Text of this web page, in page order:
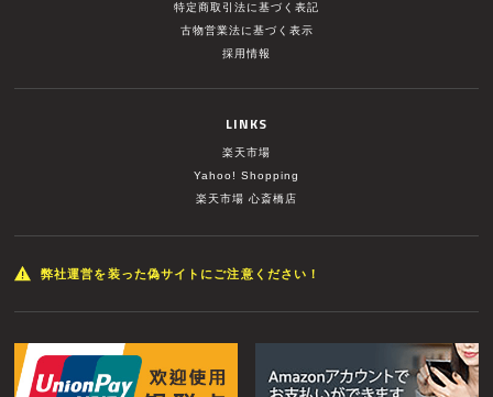
特定商取引法に基づく表記
古物営業法に基づく表示
採用情報
LINKS
楽天市場
Yahoo! Shopping
楽天市場 心斎橋店
弊社運営を装った偽サイトにご注意ください！